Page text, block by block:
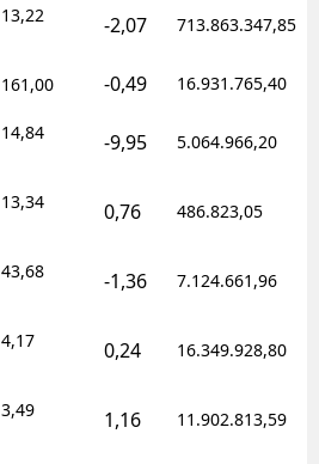
13,22 -2,07 713.863.347,85
161,00 -0,49 16.931.765,40
14,84 -9,95 5.064.966,20
13,34 0,76 486.823,05
43,68 -1,36 7.124.661,96
4,17 0,24 16.349.928,80
3,49 1,16 11.902.813,59